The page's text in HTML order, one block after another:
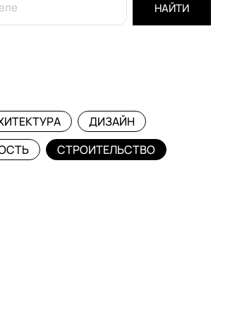
НАЙТИ
ДИЗАЙН
СТРОИТЕЛЬСТВО